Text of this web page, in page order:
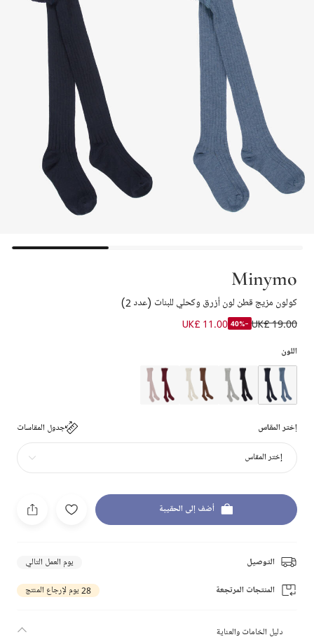
Minymo
كولون مزيج قطن لون أزرق وكحلي للبنات (عدد 2)
UK£ 19.00
-40%
UK£ 11.00
اللون
إختر المقاس جدول المقاسات
إختر المقاس
أضف إلى الحقيبة
التوصيل يوم العمل التالي
المنتجات المرتجعة 28 يوم لإرجاع المنتج
دليل الخامات والعناية